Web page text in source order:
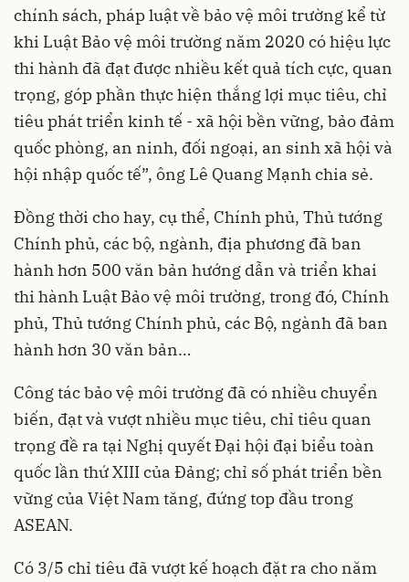
chính sách, pháp luật về bảo vệ môi trường kể từ
khi Luật Bảo vệ môi trường năm 2020 có hiệu lực
thi hành đã đạt được nhiều kết quả tích cực, quan
trọng, góp phần thực hiện thắng lợi mục tiêu, chỉ
tiêu phát triển kinh tế - xã hội bền vững, bảo đảm
quốc phòng, an ninh, đối ngoại, an sinh xã hội và
hội nhập quốc tế”, ông Lê Quang Mạnh chia sẻ.
Đồng thời cho hay, cụ thể, Chính phủ, Thủ tướng
Chính phủ, các bộ, ngành, địa phương đã ban
hành hơn 500 văn bản hướng dẫn và triển khai
thi hành Luật Bảo vệ môi trường, trong đó, Chính
phủ, Thủ tướng Chính phủ, các Bộ, ngành đã ban
hành hơn 30 văn bản…
Công tác bảo vệ môi trường đã có nhiều chuyển
biến, đạt và vượt nhiều mục tiêu, chỉ tiêu quan
trọng đề ra tại Nghị quyết Đại hội đại biểu toàn
quốc lần thứ XIII của Đảng; chỉ số phát triển bền
vững của Việt Nam tăng, đứng top đầu trong
ASEAN.
Có 3/5 chỉ tiêu đã vượt kế hoạch đặt ra cho năm